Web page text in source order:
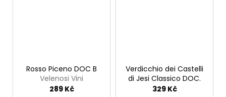
Rosso Piceno DOC B
Velenosi Vini
289 Kč
Verdicchio dei Castelli
di Jesi Classico DOC.
Velenosi Vini
329 Kč